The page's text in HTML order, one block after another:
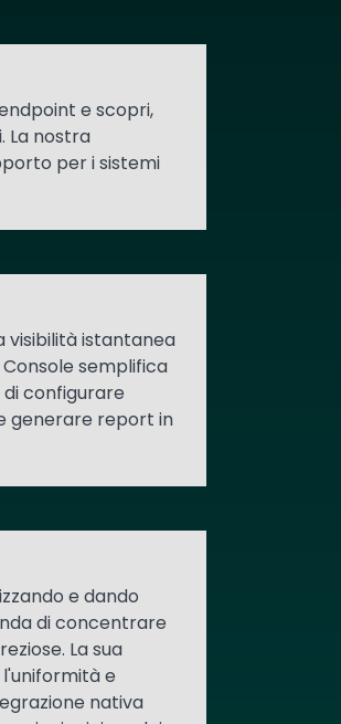
e scopri,
La nostra
per i sistemi
visibilità istantanea
semplifica
configurare
generare report in
e dando
di concentrare
La sua
e
nativa